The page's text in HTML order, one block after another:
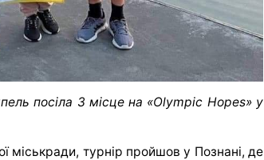
посіла 3 місце на «Olympic Hopes» у
міськради, турнір пройшов у Познані, де